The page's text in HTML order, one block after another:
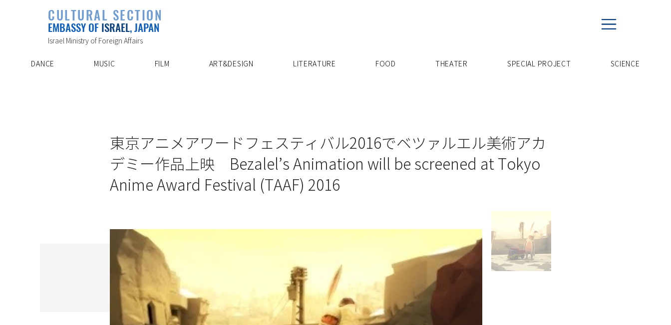
SPECIAL PROJECT
ABOUT US
CONTACT
CULTURAL SECTION
EMBASSY OFISRAEL, JAPAN
Israel Ministry of Foreign Affairs
DANCE MUSIC FILM ART&DESIGN LITERATURE FOOD THEATER SPECIAL PROJECT ​SCIENCE
東京アニメアワードフェスティバル2016でベツァルエル美術アカ
デミー作品上映 Bezalel’s Animation will be screened at Tokyo
Anime Award Festival (TAAF) 2016